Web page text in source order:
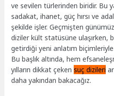
ve sevilen türlerinden biridir. Bu
sadakat, ihanet, güç hırsı ve
şekilde işler. Geçmişten
diziler kült statüsüne ulaşırken,
getirdiği yeni anlatım
Bu başlık altında, hem
yılların dikkat çekensuç dizileri
daha yakından bakacağız.